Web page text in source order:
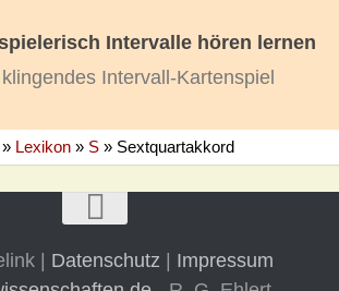
Intervalle hören lernen
Lexikon» S» Sextquartakkord
| Datenschutz
Impressum